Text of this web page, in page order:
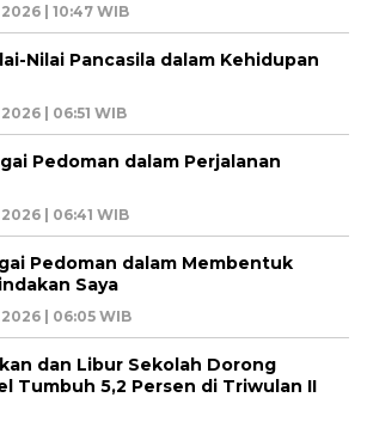
| 10:47 WIB
Nilai Pancasila dalam Kehidupan
| 06:51 WIB
Pedoman dalam Perjalanan
| 06:41 WIB
Pedoman dalam Membentuk
Saya
| 06:05 WIB
dan Libur Sekolah Dorong
Tumbuh 5,2 Persen di Triwulan II